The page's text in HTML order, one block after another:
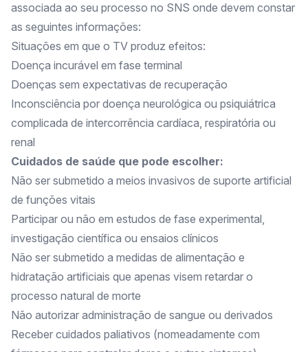
associada ao seu processo no SNS onde devem constar
as seguintes informações:
Situações em que o TV produz efeitos:
Doença incurável em fase terminal
Doenças sem expectativas de recuperação
Inconsciência por doença neurológica ou psiquiátrica
complicada de intercorrência cardíaca, respiratória ou
renal
Cuidados de saúde que pode escolher:
Não ser submetido a meios invasivos de suporte artificial
de funções vitais
Participar ou não em estudos de fase experimental,
investigação científica ou ensaios clínicos
Não ser submetido a medidas de alimentação e
hidratação artificiais que apenas visem retardar o
processo natural de morte
Não autorizar administração de sangue ou derivados
Receber cuidados paliativos (nomeadamente com